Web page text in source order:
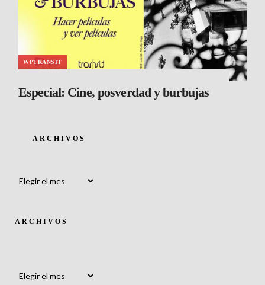
WPTRANSIT
Especial: Cine, posverdad y burbujas
ARCHIVOS
ARCHIVOS